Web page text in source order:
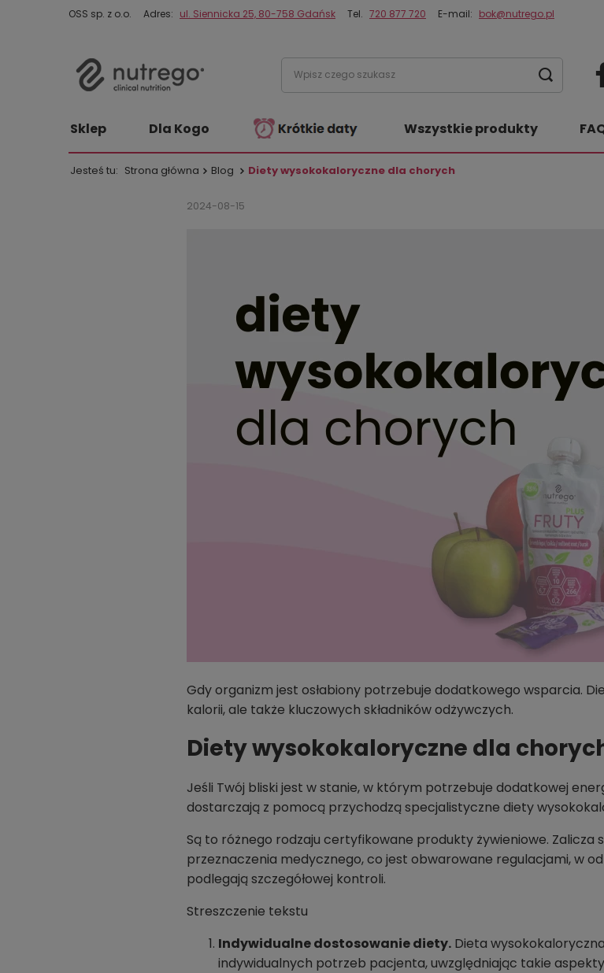
OSS sp. z o.o. Adres: ul. Siennicka 25, 80-758 Gdańsk Tel. 720 877 720 E-mail: bok@nutrego.pl
Sklep Dla Kogo Wszystkie produkty
Jesteś tu: Strona główna Blog Diety wysokokaloryczne dla chorych
2024-08-15
Gdy organizm jest osłabiony potrzebuje dodatkowego wsparcia.
kalorii, ale także kluczowych składników odżywczych.
Diety wysokokaloryczne dla
Jeśli Twój bliski jest w stanie, w którym potrzebuje dodatkowej
dostarczają z pomocą przychodzą specjalistyczne diety
Są to różnego rodzaju certyfikowane produkty żywieniowe. Zalicza
przeznaczenia medycznego, co jest obwarowane regulacjami, w
podlegają szczegółowej kontroli.
Streszczenie tekstu
Indywidualne dostosowanie diety. Dieta
indywidualnych potrzeb pacjenta, uwzględniając takie